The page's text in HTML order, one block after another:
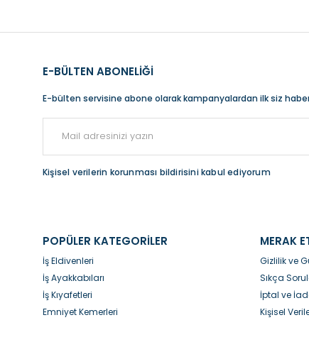
E-BÜLTEN ABONELİĞİ
E-bülten servisine abone olarak kampanyalardan ilk siz
Kişisel verilerin korunması bildirisini kabul ediyorum
POPÜLER KATEGORİLER
İş Eldivenleri
İş Ayakkabıları
İş Kıyafetleri
Emniyet Kemerleri
MERAK
Gizlilik ve
Sıkça
İptal ve
Kişisel